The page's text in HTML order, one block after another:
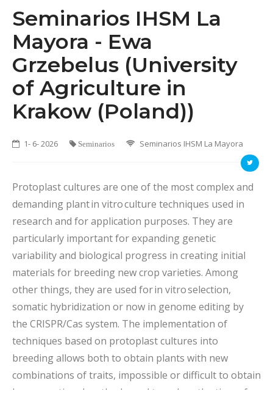
Seminarios IHSM La
Mayora - Ewa
Grzebelus (University
of Agriculture in
Krakow (Poland))
1- 6- 2026 Seminarios Seminarios IHSM La Mayora
Protoplast cultures are one of the most complex and
demanding plant in vitro culture techniques used in
research and for application purposes. They are
particularly important for expanding genetic
variability and biological progress in creating initial
materials for breeding new crop varieties. Among
other things, they are used for in vitro selection,
somatic hybridization or now in genome editing by
the CRISPR/Cas system. The implementation of
techniques based on protoplast cultures into
breeding allows both to obtain plants with new
combinations of traits, impossible or difficult to obtain
by conventional methods, and to reduce the time of